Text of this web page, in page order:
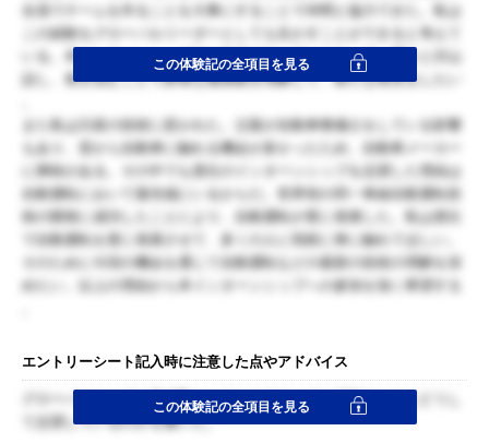
全員でチームを作ることを大事にすることで仲間と協力できた。私は
この経験をグローバルリーダーとしても生かすことができると考えて
いる。本インターンシップでは自分がリーダーとなって、周りと沢山
話し、巻き込むことで多様な価値観を理解して、新たな発見をしたい
また私は日産の技術に惹かれた。父親が自動車整備士をしている影響
もあり、昔から自動車に触れる機会が多かったため、自動車メーカー
に興味がある。その中でも貴社のインターンシップを志望した理由は
自動運転において最先端にいるからだ。世界初の同一車線自動運転技
術の開発に成功したことにより、自動運転が更に発展した。私は貴社
で自動運転を更に発展させて、多くの人に気軽に車に触れてほしい。
そのために今回の機会を通じて自動運転などの最新の技術の理解を深
めたい。以上の理由から本インターンシップへの参加を強く希望する
この体験記の全項目を見る
エントリーシート記入時に注意した点やアドバイス
グローバルリーダー養成塾ということでリーダー体験をもとにどうし
て志望しているのかを書いた。
この体験記の全項目を見る